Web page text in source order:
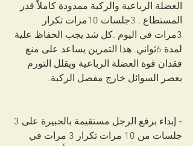
العضلة الرباعية والركبة ممدودة كاملاً قدر
المستطاع . 3جلسات 10مرات تكرار
3مرات في اليوم .كل شد يجب الحفاظ علية
لمدة 6ثواني. هذا التمرين يساعد على منع
فقدان قوة العضلة الرباعية ويقلل التورم
بعصر السوائل خارج مفصل الركبة.
جلسات من 10 مرات تكرار 3 مرات في